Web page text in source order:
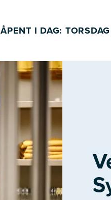
ÅPENT I DAG: